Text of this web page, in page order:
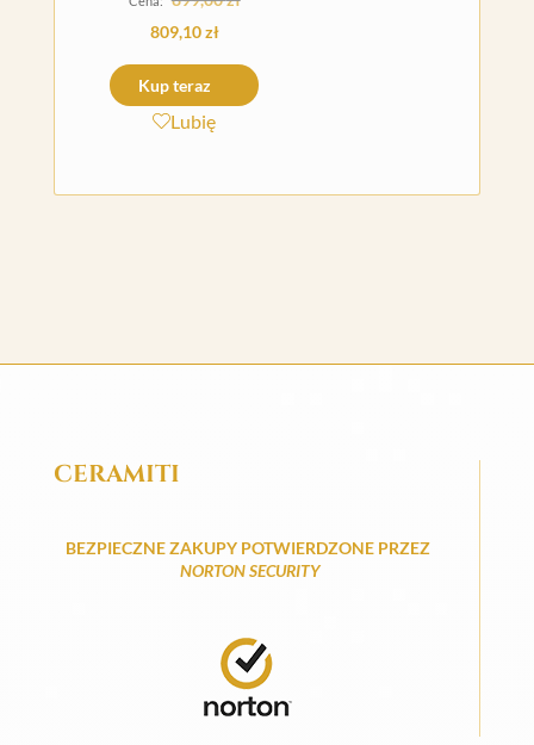
wynosiła:
899,00 zł.
809,10złAktualna
cena
wynosi:
Kup teraz
Lubię
CERAMITI
BEZPIECZNE ZAKUPY POTWIERDZONE PRZEZ
NORTON SECURITY